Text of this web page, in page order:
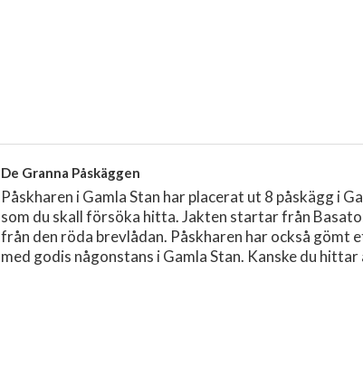
De Granna Påskäggen
Påskharen i Gamla Stan har placerat ut 8 påskägg i
som du skall försöka hitta. Jakten startar från
från den röda brevlådan. Påskharen har också gömt
med godis någonstans i Gamla Stan. Kanske du hittar